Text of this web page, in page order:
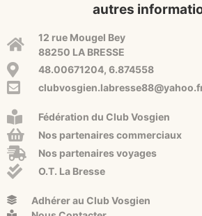
autres
12 rue Mougel Bey
88250 LA BRESSE
48.00671204, 6.874558
Fédération du Club Vosgien
Nos partenaires commerciaux
Nos partenaires voyages
O.T. La Bresse
Adhérer au Club Vosgien